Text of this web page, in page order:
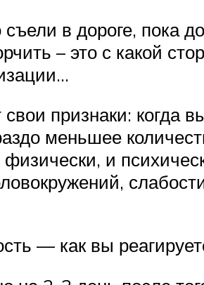
в дороге, пока
– это с какой
признаки: когда
меньшее
физически, и
— как вы